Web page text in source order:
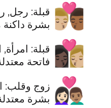
👨🏼‍❤️‍💋‍👨🏾 قبلة: رجل,
بشرة داكنة
👩🏿‍❤️‍💋‍👩🏼 قبلة:
فاتحة
👩🏻‍❤️‍👨🏽 زوج وقلب:
بشرة